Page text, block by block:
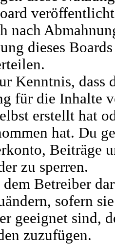
nach
dieses
Kenntnis, dass
für die Inhalte
erstellt hat
hat. Du
Beiträge
zu sperren.
dem Betreiber
sofern
geeignet sind,
zuzufügen.